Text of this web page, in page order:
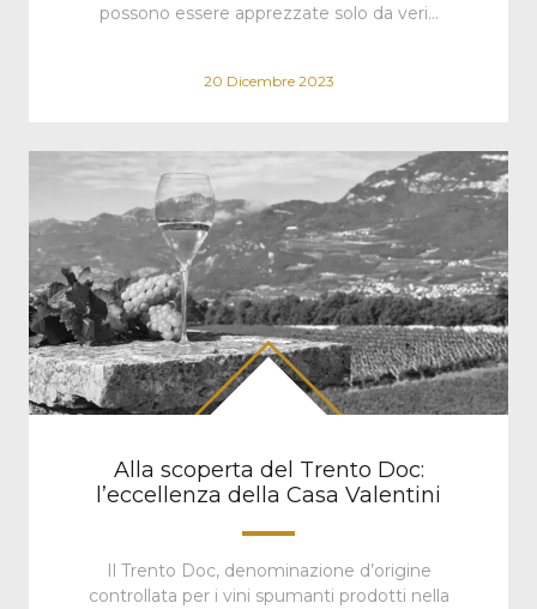
possono essere apprezzate solo da veri…
20 Dicembre 2023
Alla scoperta del Trento Doc:
l’eccellenza della Casa Valentini
Il Trento Doc, denominazione d’origine
controllata per i vini spumanti prodotti nella